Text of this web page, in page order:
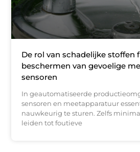
De rol van schadelijke stoffen
beschermen van gevoelige
sensoren
In geautomatiseerde
sensoren en meetapparatuur
nauwkeurig te sturen. Zelfs
leiden tot foutieve